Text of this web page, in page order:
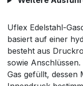
Uflex Edelstahl-
basiert auf einer
besteht aus
sowie
Gas gefüllt, dessen